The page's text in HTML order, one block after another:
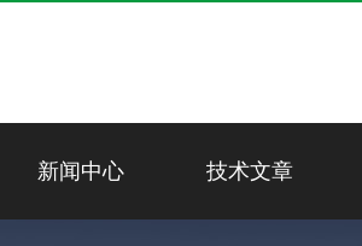
新闻中心 技术文章